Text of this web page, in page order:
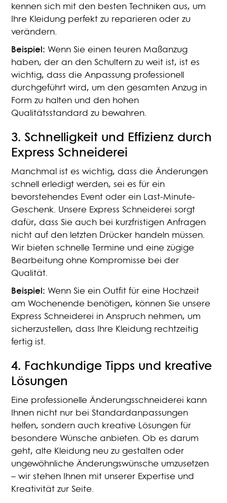
kennen sich mit den besten Techniken aus, um
Ihre Kleidung perfekt zu reparieren oder zu
verändern.
Beispiel: Wenn Sie einen teuren Maßanzug
haben, der an den Schultern zu weit ist, ist es
wichtig, dass die Anpassung professionell
durchgeführt wird, um den gesamten Anzug in
Form zu halten und den hohen
Qualitätsstandard zu bewahren.
3. Schnelligkeit und Effizienz durch
Express Schneiderei
Manchmal ist es wichtig, dass die Änderungen
schnell erledigt werden, sei es für ein
bevorstehendes Event oder ein Last-Minute-
Geschenk. Unsere Express Schneiderei sorgt
dafür, dass Sie auch bei kurzfristigen Anfragen
nicht auf den letzten Drücker handeln müssen.
Wir bieten schnelle Termine und eine zügige
Bearbeitung ohne Kompromisse bei der
Qualität.
Beispiel: Wenn Sie ein Outfit für eine Hochzeit
am Wochenende benötigen, können Sie unsere
Express Schneiderei in Anspruch nehmen, um
sicherzustellen, dass Ihre Kleidung rechtzeitig
fertig ist.
4. Fachkundige Tipps und kreative
Lösungen
Eine professionelle Änderungsschneiderei kann
Ihnen nicht nur bei Standardanpassungen
helfen, sondern auch kreative Lösungen für
besondere Wünsche anbieten. Ob es darum
geht, alte Kleidung neu zu gestalten oder
ungewöhnliche Änderungswünsche umzusetzen
– wir stehen Ihnen mit unserer Expertise und
Kreativität zur Seite.